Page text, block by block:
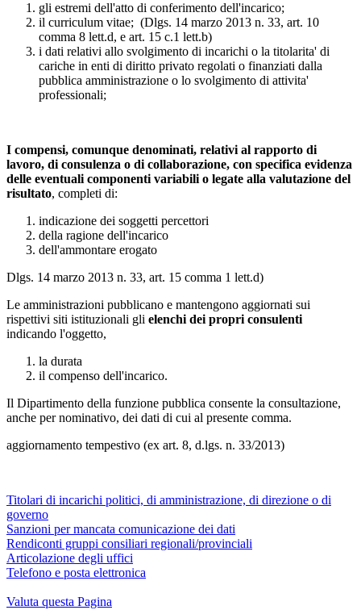
gli estremi dell'atto di conferimento dell'incarico;
il curriculum vitae; (Dlgs. 14 marzo 2013 n. 33, art. 10
comma 8 lett.d, e art. 15 c.1 lett.b)
i dati relativi allo svolgimento di incarichi o la titolarita' di
cariche in enti di diritto privato regolati o finanziati dalla
pubblica amministrazione o lo svolgimento di attivita'
professionali;
I compensi, comunque denominati, relativi al rapporto di
lavoro, di consulenza o di collaborazione, con specifica evidenza
delle eventuali componenti variabili o legate alla valutazione del
risultato, completi di:
indicazione dei soggetti percettori
della ragione dell'incarico
dell'ammontare erogato
Dlgs. 14 marzo 2013 n. 33, art. 15 comma 1 lett.d)
Le amministrazioni pubblicano e mantengono aggiornati sui
rispettivi siti istituzionali gli elenchi dei propri consulenti
indicando l'oggetto,
la durata
il compenso dell'incarico.
Il Dipartimento della funzione pubblica consente la consultazione,
anche per nominativo, dei dati di cui al presente comma.
aggiornamento tempestivo (ex art. 8, d.lgs. n. 33/2013)
Titolari di incarichi politici, di amministrazione, di direzione o di
governo
Sanzioni per mancata comunicazione dei dati
Rendiconti gruppi consiliari regionali/provinciali
Articolazione degli uffici
Telefono e posta elettronica
Valuta questa Pagina